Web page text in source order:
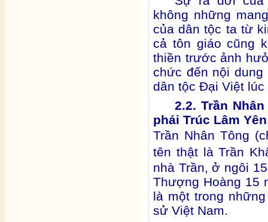
không những
của dân tộc ta từ
cả tôn giáo cũng
thiền trước ảnh
chức đến nội
dân tộc Đại Việt
2.2. Trần
phái Trúc Lâm
Trần Nhân Tông
tên thật là Trần
nhà Trần, ở ngôi
Thượng Hoàng 15
là một trong
sử Việt Nam.